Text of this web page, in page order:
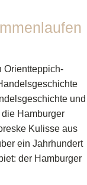
Orientteppich-
und
Hamburger
Kulisse aus
ein Jahrhundert
der Hamburger